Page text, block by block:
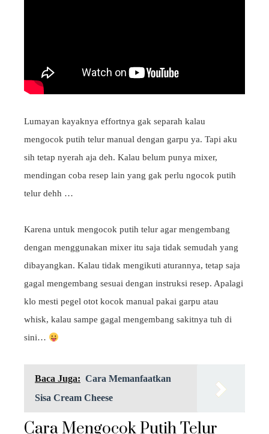
Lumayan kayaknya effortnya gak separah kalau
mengocok putih telur manual dengan garpu ya. Tapi aku
sih tetap nyerah aja deh. Kalau belum punya mixer,
mendingan coba resep lain yang gak perlu ngocok putih
telur dehh …
Karena untuk mengocok putih telur agar mengembang
dengan menggunakan mixer itu saja tidak semudah yang
dibayangkan. Kalau tidak mengikuti aturannya, tetap saja
gagal mengembang sesuai dengan instruksi resep. Apalagi
klo mesti pegel otot kocok manual pakai garpu atau
whisk, kalau sampe gagal mengembang sakitnya tuh di
sini…
Baca Juga: Cara Memanfaatkan
Sisa Cream Cheese
Cara Mengocok Putih Telur